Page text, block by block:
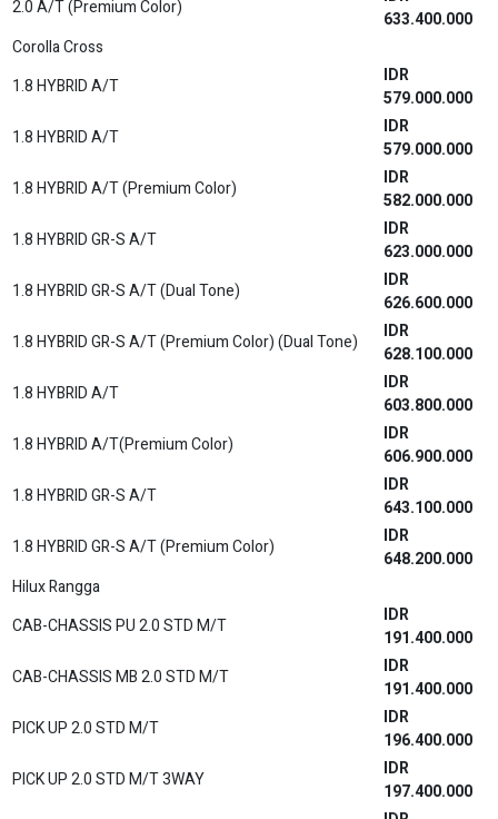
CAB-CHASSIS PU 2.4 DSL STD M/T
IDR
CAB-CHASSIS MB 2.4 M/T
IDR
248.100.000
PICK UP 2.4 DSL STD M/T
IDR
253.000.000
PICK UP 2.4 DSL STD M/T 3WAY
IDR
254.100.000
PICK UP 2.4 DSL HIGH M/T
IDR
287.600.000
CAB-CHASSIS PU 2.4 DSL HIGH A/T
IDR
303.400.000
CAB-CHASSIS MB 2.4 HIGH A/T
IDR
303.400.000
PICK UP 2.4 DSL HIGH A/T
IDR
308.800.000
PICK UP 2.4 DSL HIGH M/T
IDR
287.600.000
CAB-CHASSIS PU 2.4 DSL HIGH A/T
IDR
303.400.000
CAB-CHASSIS MB 2.4 DSL HIGH A/T
IDR
303.400.000
PICK UP 2.4 DSL HIGH A/T
DRY BOX 2.0 STD M/T (Rear Doors)
IDR
230.700.000
DRY BOX 2.0 STD M/T (Rear+Side)
IDR
233.200.000
CAB-CHASSIS REFRIGERATOR 2.0 STD M/T
IDR
318.500.000
DRY BOX 2.4 DSL STD M/T(Rear Doors)
IDR
287.200.000